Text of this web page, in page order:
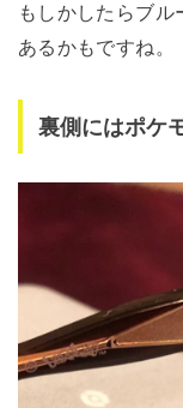
もしかしたらブ
あるかもですね。
裏側にはポケ